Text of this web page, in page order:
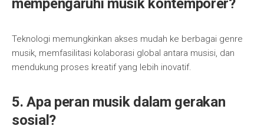
mempengaruhi musik kontemporer?
Teknologi memungkinkan akses mudah ke berbagai genre
musik, memfasilitasi kolaborasi global antara musisi, dan
mendukung proses kreatif yang lebih inovatif.
5. Apa peran musik dalam gerakan
sosial?